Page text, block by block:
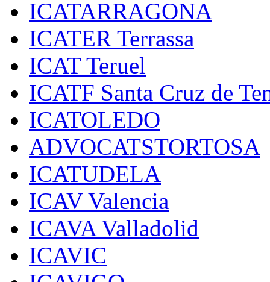
ICATARRAGONA
ICATER Terrassa
ICAT Teruel
ICATF Santa Cruz de
ICATOLEDO
ADVOCATSTORTOSA
ICATUDELA
ICAV Valencia
ICAVA Valladolid
ICAVIC